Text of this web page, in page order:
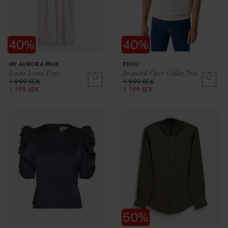
Linda Linen Dress
MY AURORA PINK
1 999 SEK
1 199 SEK
Jacquard Open Collar Polo
ETON
1 999 SEK
1 199 SEK